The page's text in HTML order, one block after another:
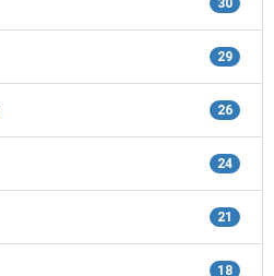
30
29
26
24
21
18